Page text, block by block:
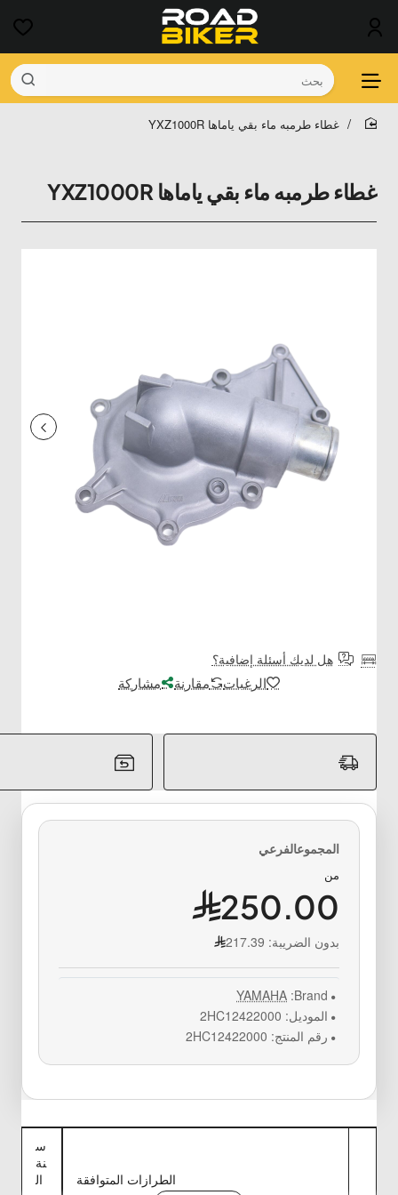
بحث
غطاء طرمبه ماء بقي ياماها YXZ1000R
غطاء طرمبه ماء بقي ياماها YXZ1000R
هل لديك أسئلة إضافية؟
الرغبات مقارنة مشاركة
من
250.00
بدون الضريبة: 217.39
Brand:
YAMAHA
الموديل: 2HC12422000
رقم المنتج: 2HC12422000
س
نة
ال
الطرازات المتوافقة